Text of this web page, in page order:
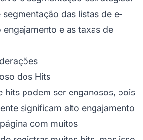
segmentação das listas de e-
engajamento e as taxas de
dos Hits
hits podem ser enganosos, pois
significam alto engajamento
com muitos